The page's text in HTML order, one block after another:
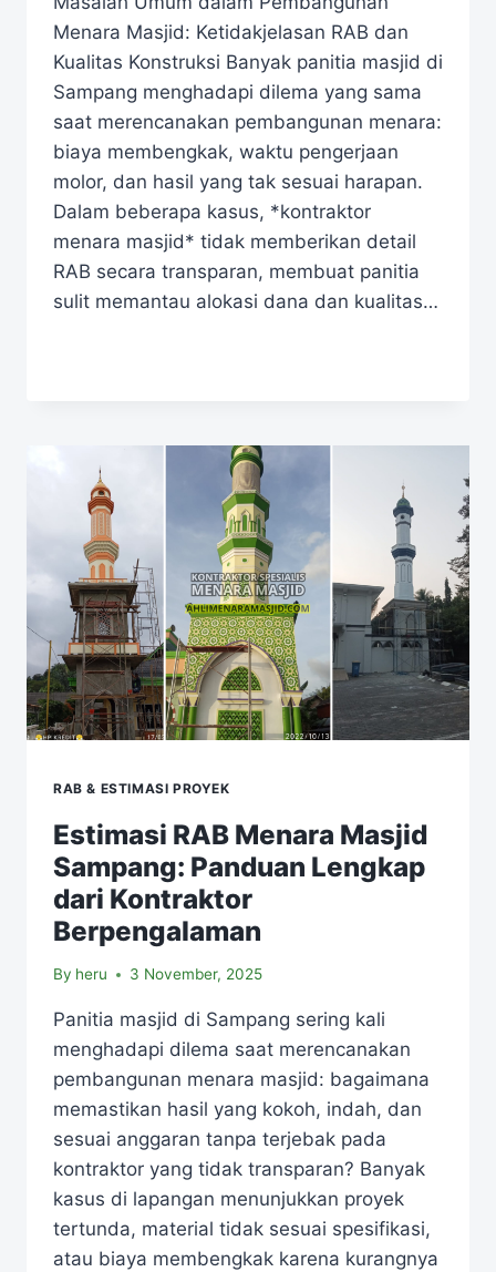
Menara Masjid: Ketidakjelasan RAB dan
Kualitas Konstruksi Banyak panitia masjid di
Sampang menghadapi dilema yang sama
saat merencanakan pembangunan menara:
biaya membengkak, waktu pengerjaan
molor, dan hasil yang tak sesuai harapan.
Dalam beberapa kasus, *kontraktor
menara masjid* tidak memberikan detail
RAB secara transparan, membuat panitia
sulit memantau alokasi dana dan kualitas…
RAB & ESTIMASI PROYEK
Estimasi RAB Menara Masjid
Sampang: Panduan Lengkap
dari Kontraktor
Berpengalaman
By heru 3 November, 2025
Panitia masjid di Sampang sering kali
menghadapi dilema saat merencanakan
pembangunan menara masjid: bagaimana
memastikan hasil yang kokoh, indah, dan
sesuai anggaran tanpa terjebak pada
kontraktor yang tidak transparan? Banyak
kasus di lapangan menunjukkan proyek
tertunda, material tidak sesuai spesifikasi,
atau biaya membengkak karena kurangnya